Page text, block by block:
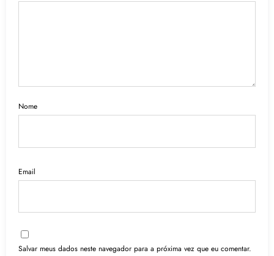
Nome
Email
Salvar meus dados neste navegador para a próxima vez que eu comentar.